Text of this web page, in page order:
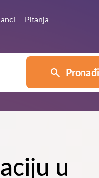
Pitanja
Pronađi
u